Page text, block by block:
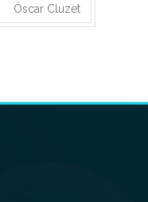
Óscar Cluzet